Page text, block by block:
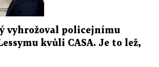
vyhrožoval policejnímu
kvůli CASA. Je to lež,